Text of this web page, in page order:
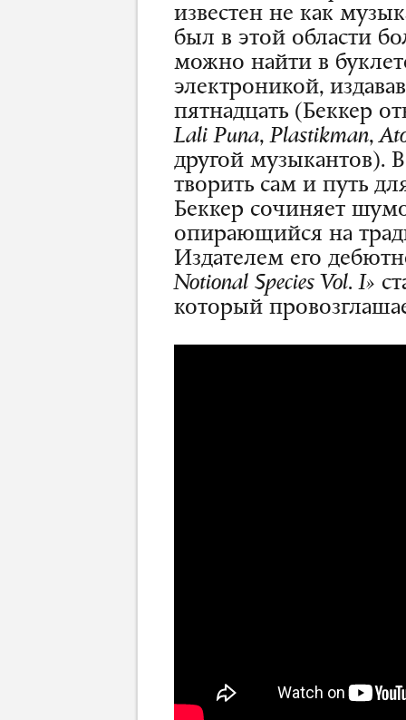
известен не как
был в этой области
можно найти в
электроникой,
пятнадцать (Беккер
Lali Puna,Plastikman,
другой музыкантов).
творить сам и путь
Беккер сочиняет
опирающийся на
Издателем его
Notional Species Vol. I»
который